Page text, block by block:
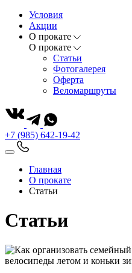
Условия
Акции
О прокате
О прокате
Статьи
Фотогалерея
Оферта
Веломаршруты
+7 (985) 642-19-42
Главная
О прокате
Статьи
Статьи